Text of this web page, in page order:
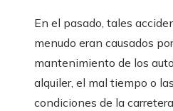
En el pasado, tales
menudo eran causados
mantenimiento de los
alquiler, el mal tiempo o las
condiciones de la